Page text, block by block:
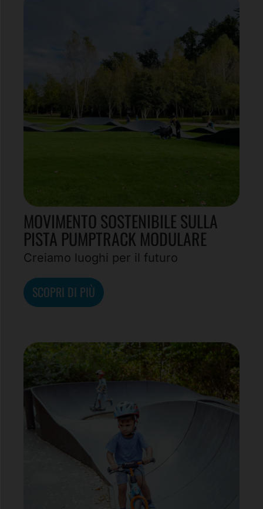
MOVIMENTO SOSTENIBILE SULLA
PISTA PUMPTRACK MODULARE
Creiamo luoghi per il futuro
SCOPRI DI PIÙ